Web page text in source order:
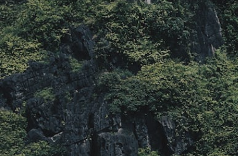
Lịch
Kết
Nối
Di
Sản
Miền
Trung
-
Miền
Trung
Tourism